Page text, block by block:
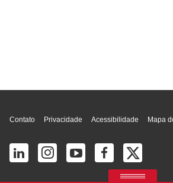
Contato Privacidade Acessibilidade Mapa